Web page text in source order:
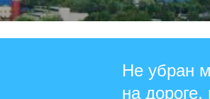
Не убран
на дороге,